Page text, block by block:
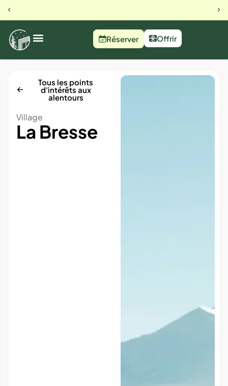
Réserver Offrir
Tous les points
d'intérêts aux
alentours
Village
La Bresse